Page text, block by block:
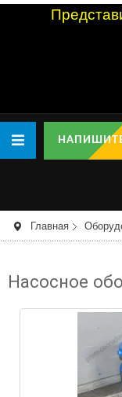
Главная
Насосное